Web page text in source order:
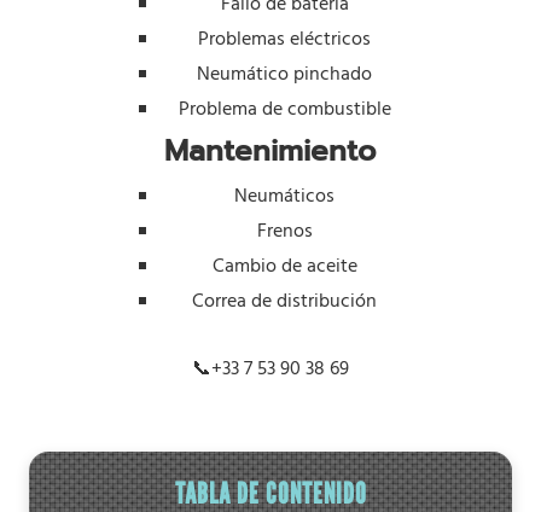
Problemas eléctricos
Neumático pinchado
Problema de combustible
Mantenimiento
Neumáticos
Frenos
Cambio de aceite
Correa de distribución
📞+33 7 53 90 38 69
TABLA DE CONTENIDO